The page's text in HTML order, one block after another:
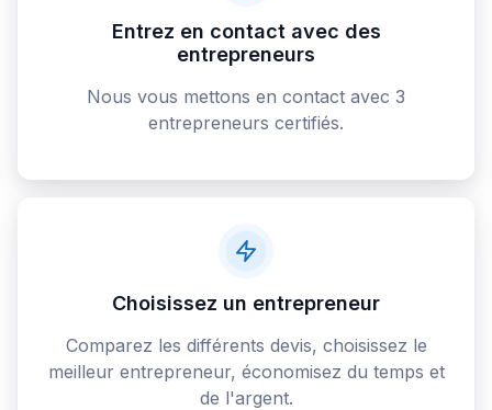
Entrez en contact avec des
entrepreneurs
Nous vous mettons en contact avec 3
entrepreneurs certifiés.
Choisissez un entrepreneur
Comparez les différents devis, choisissez le
meilleur entrepreneur, économisez du temps et
de l'argent.